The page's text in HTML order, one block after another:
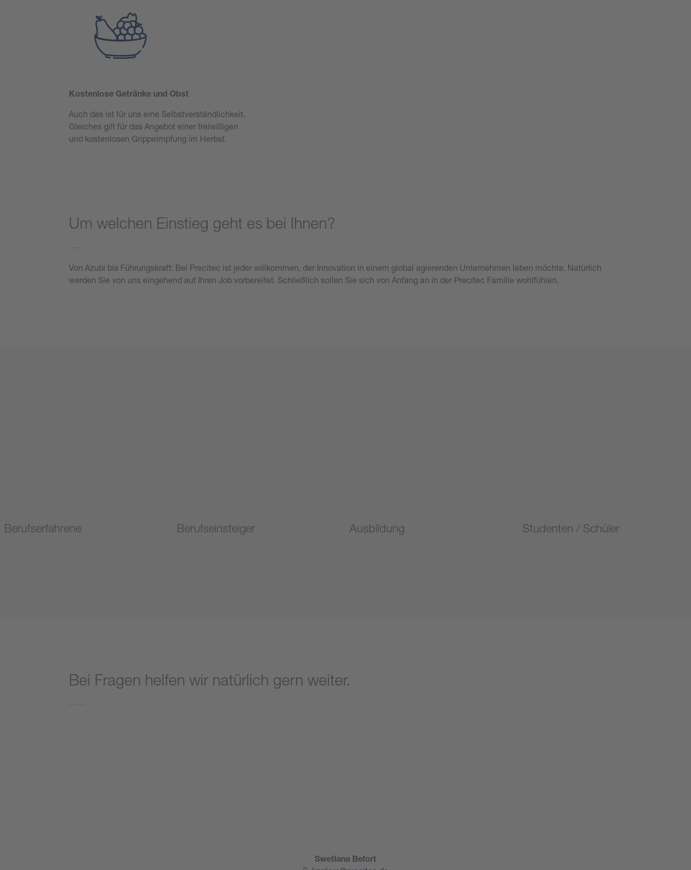
Kostenlose Getränke und Obst
Auch das ist für uns eine Selbstverständlichkeit.
Gleiches gilt für das Angebot einer freiwilligen
und kostenlosen Grippeimpfung im Herbst.
Um welchen Einstieg geht es bei Ihnen?
Von Azubi bis Führungskraft: Bei Precitec ist jeder willkommen, der Innovation in einem global agierenden Unternehmen leben möchte. Natürlich
werden Sie von uns eingehend auf Ihren Job vorbereitet. Schließlich sollen Sie sich von Anfang an in der Precitec Familie wohlfühlen.
Berufserfahrene Berufseinsteiger Ausbildung Studenten / Schüler
Bei Fragen helfen wir natürlich gern weiter.
Swetlana Befort